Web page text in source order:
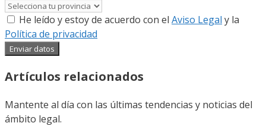
He leído y estoy de acuerdo con el Aviso Legal y la
Política de privacidad
Enviar datos
Artículos relacionados
Mantente al día con las últimas tendencias y noticias del
ámbito legal.